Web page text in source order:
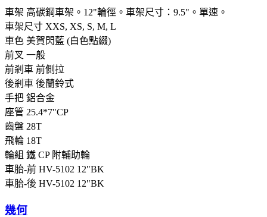
車架 高碳鋼車架。12"輪徑。車架尺寸：9.5"。單速。
車架尺寸 XXS, XS, S, M, L
車色 美賀閃藍 (白色點綴)
前叉 一般
前剎車 前側拉
後剎車 後蘭鈴式
手把 鋁合金
座管 25.4*7"CP
齒盤 28T
飛輪 18T
輪組 鐵 CP 附輔助輪
車胎-前 HV-5102 12"BK
車胎-後 HV-5102 12"BK
幾何